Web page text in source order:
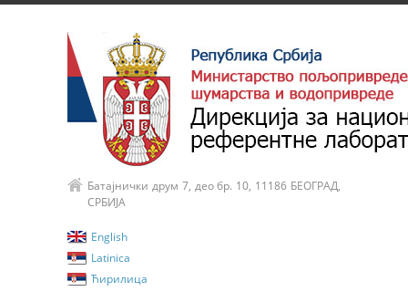
Батајнички друм 7, део бр. 10, 11186 БЕОГРАД,
СРБИЈА
English
Latinica
Ћирилица